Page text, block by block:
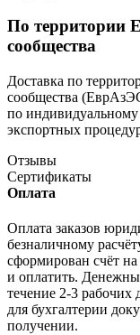
По территории
сообщества
Доставка по
сообщества
по
экспортных
Отзывы
Сертификаты
Оплата
Оплата заказов
безналичному
сформирован счёт
и оплатить.
течение 2-3
для бухгалтерии
получении.